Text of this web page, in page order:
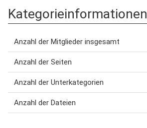
Kategorieinformationen
Anzahl der Mitglieder insgesamt
Anzahl der Seiten
Anzahl der Unterkategorien
Anzahl der Dateien